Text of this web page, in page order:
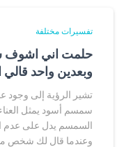
تفسيرات مختلفة
حلمت اني اشوف
وبعدين واحد قالي
تشير الرؤية إلى وجود
سمسم أسود يمثل
السمسم يدل على عدم
وعندما قال لك شخص